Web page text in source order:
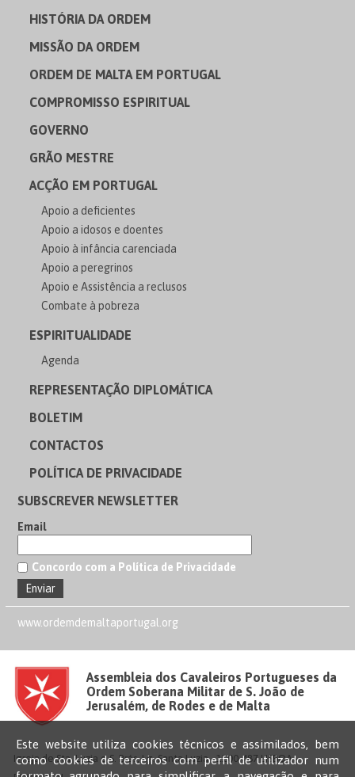
Este website utiliza cookies técnicos e assimilados, bem
como cookies de terceiros com perfil de utilizador num
HISTÓRIA DA ORDEM
MISSÃO DA ORDEM
ORDEM DE MALTA EM PORTUGAL
COMPROMISSO ESPIRITUAL
GOVERNO
GRÃO MESTRE
ACÇÃO EM PORTUGAL
Apoio a deficientes
Apoio a idosos e doentes
Apoio à infância carenciada
Apoio a peregrinos
Apoio e Assistência a reclusos
Combate à pobreza
ESPIRITUALIDADE
Agenda
REPRESENTAÇÃO DIPLOMÁTICA
BOLETIM
CONTACTOS
POLÍTICA DE PRIVACIDADE
SUBSCREVER NEWSLETTER
Email
Concordo com a Política de Privacidade
www.ordemdemaltaportugal.org
Assembleia dos Cavaleiros Portugueses da
Ordem Soberana Militar de S. João de
Jerusalém, de Rodes e de Malta
Igreja de Sta. Luzia e S. Brás, Lg. Santa Luzia - 1100-487 LISBOA –